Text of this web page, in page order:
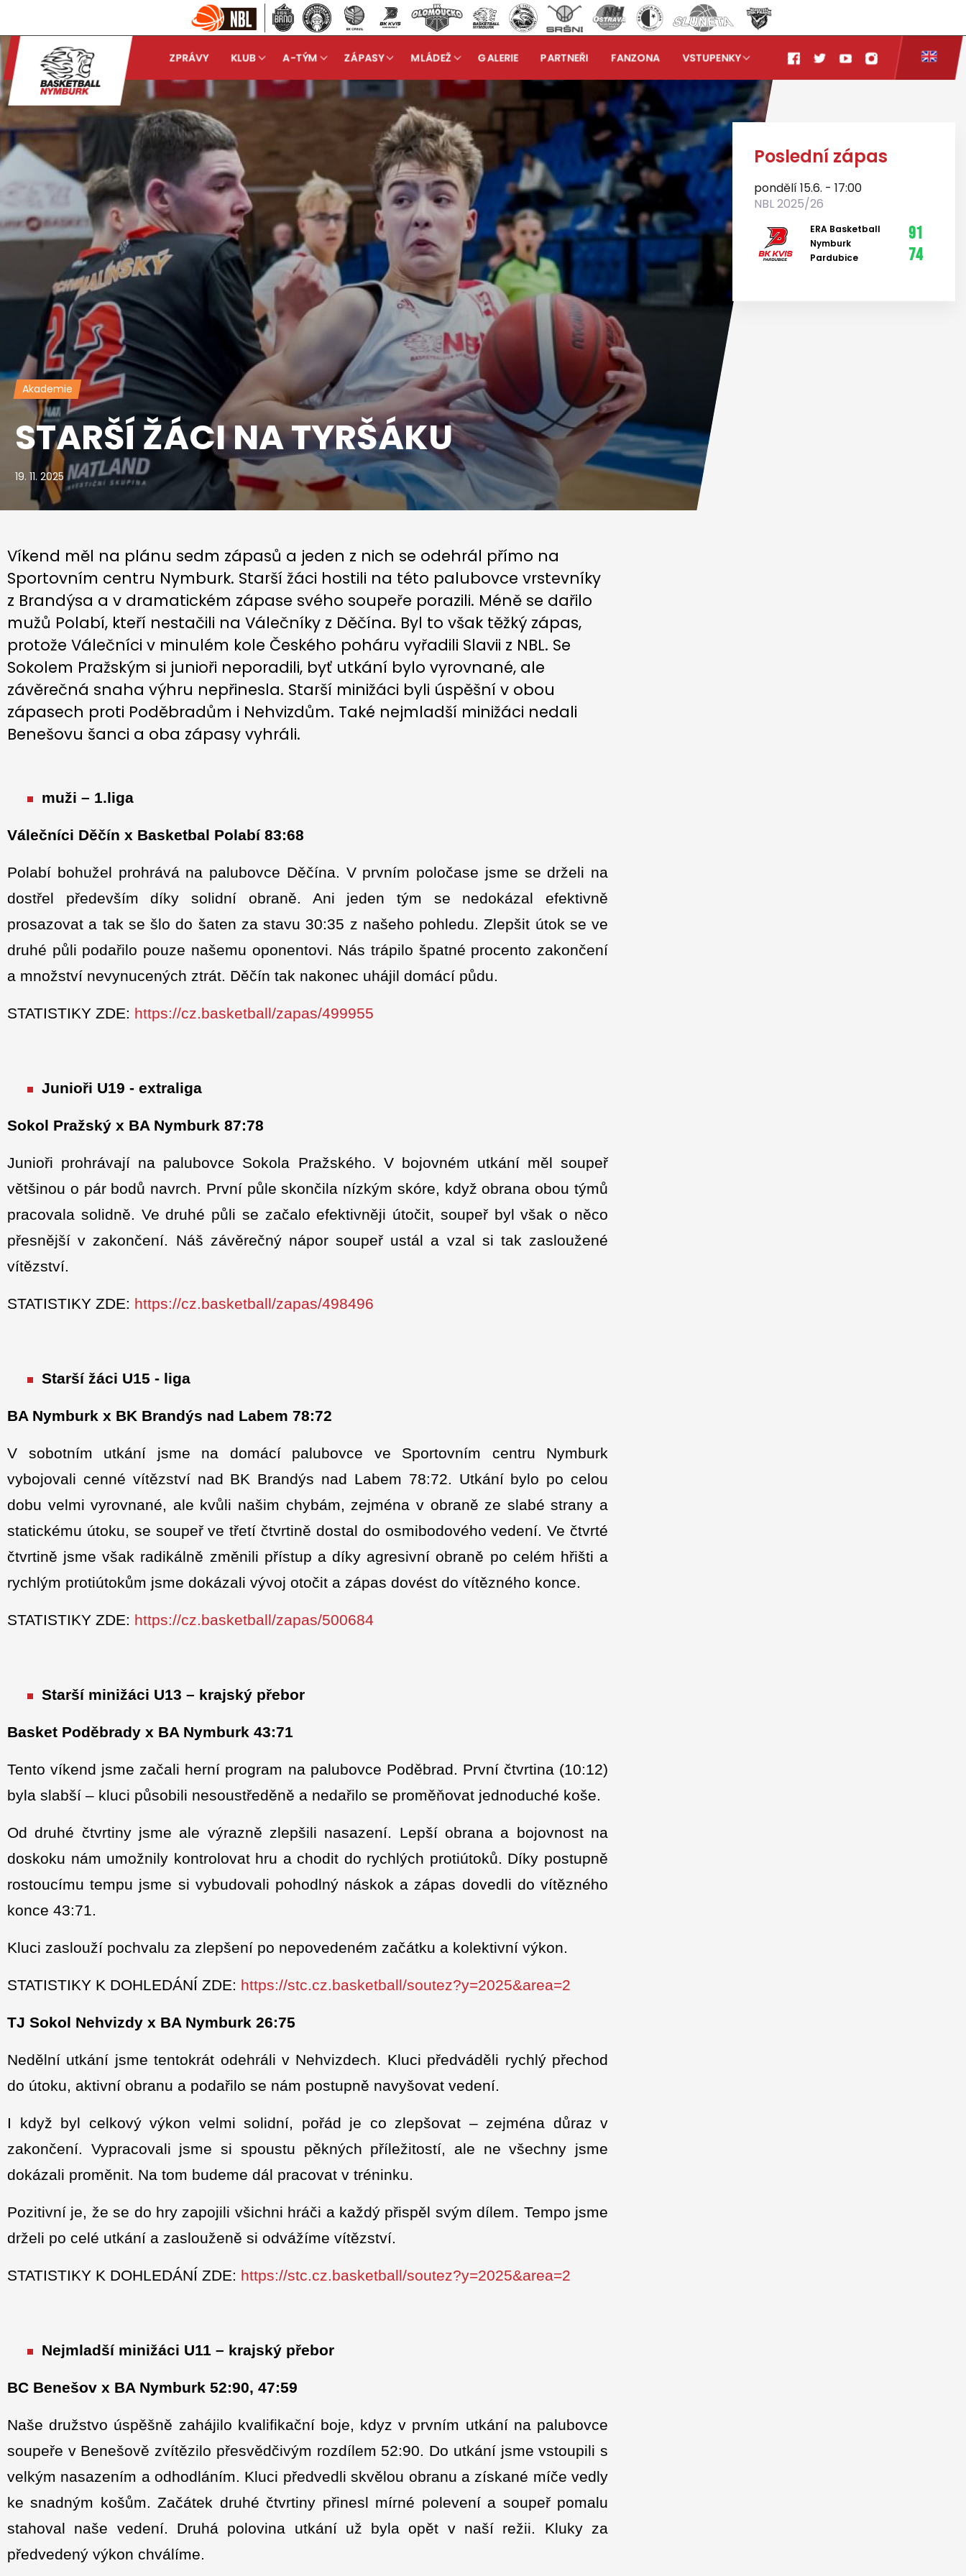
ZPRÁVY KLUB A-TÝM ZÁPASY MLÁDEŽ GALERIE PARTNEŘI FANZONA VSTUPENKY
Akademie
STARŠÍ ŽÁCI NA TYRŠÁKU
19. 11. 2025
Víkend měl na plánu sedm zápasů a jeden z nich se odehrál přímo na
Sportovním centru Nymburk. Starší žáci hostili na této palubovce vrstevníky
z Brandýsa a v dramatickém zápase svého soupeře porazili. Méně se dařilo
mužů Polabí, kteří nestačili na Válečníky z Děčína. Byl to však těžký zápas,
protože Válečníci v minulém kole Českého poháru vyřadili Slavii z NBL. Se
Sokolem Pražským si junioři neporadili, byť utkání bylo vyrovnané, ale
závěrečná snaha výhru nepřinesla. Starší minižáci byli úspěšní v obou
zápasech proti Poděbradům i Nehvizdům. Také nejmladší minižáci nedali
Benešovu šanci a oba zápasy vyhráli.
muži – 1.liga
Válečníci Děčín x Basketbal Polabí 83:68
Polabí bohužel prohrává na palubovce Děčína. V prvním poločase jsme se drželi na
dostřel především díky solidní obraně. Ani jeden tým se nedokázal efektivně
prosazovat a tak se šlo do šaten za stavu 30:35 z našeho pohledu. Zlepšit útok se ve
druhé půli podařilo pouze našemu oponentovi. Nás trápilo špatné procento zakončení
a množství nevynucených ztrát. Děčín tak nakonec uhájil domácí půdu.
STATISTIKY ZDE: https://cz.basketball/zapas/499955
Junioři U19 - extraliga
Sokol Pražský x BA Nymburk 87:78
Junioři prohrávají na palubovce Sokola Pražského. V bojovném utkání měl soupeř
většinou o pár bodů navrch. První půle skončila nízkým skóre, když obrana obou týmů
pracovala solidně. Ve druhé půli se začalo efektivněji útočit, soupeř byl však o něco
přesnější v zakončení. Náš závěrečný nápor soupeř ustál a vzal si tak zasloužené
vítězství.
STATISTIKY ZDE: https://cz.basketball/zapas/498496
Starší žáci U15 - liga
BA Nymburk x BK Brandýs nad Labem 78:72
V sobotním utkání jsme na domácí palubovce ve Sportovním centru Nymburk
vybojovali cenné vítězství nad BK Brandýs nad Labem 78:72. Utkání bylo po celou
dobu velmi vyrovnané, ale kvůli našim chybám, zejména v obraně ze slabé strany a
statickému útoku, se soupeř ve třetí čtvrtině dostal do osmibodového vedení. Ve čtvrté
čtvrtině jsme však radikálně změnili přístup a díky agresivní obraně po celém hřišti a
rychlým protiútokům jsme dokázali vývoj otočit a zápas dovést do vítězného konce.
STATISTIKY ZDE: https://cz.basketball/zapas/500684
Starší minižáci U13 – krajský přebor
Basket Poděbrady x BA Nymburk 43:71
Tento víkend jsme začali herní program na palubovce Poděbrad. První čtvrtina (10:12)
byla slabší – kluci působili nesoustředěně a nedařilo se proměňovat jednoduché koše.
Od druhé čtvrtiny jsme ale výrazně zlepšili nasazení. Lepší obrana a bojovnost na
doskoku nám umožnily kontrolovat hru a chodit do rychlých protiútoků. Díky postupně
rostoucímu tempu jsme si vybudovali pohodlný náskok a zápas dovedli do vítězného
konce 43:71.
Kluci zaslouží pochvalu za zlepšení po nepovedeném začátku a kolektivní výkon.
STATISTIKY K DOHLEDÁNÍ ZDE: https://stc.cz.basketball/soutez?y=2025&area=2
TJ Sokol Nehvizdy x BA Nymburk 26:75
Nedělní utkání jsme tentokrát odehráli v Nehvizdech. Kluci předváděli rychlý přechod
do útoku, aktivní obranu a podařilo se nám postupně navyšovat vedení.
I když byl celkový výkon velmi solidní, pořád je co zlepšovat – zejména důraz v
zakončení. Vypracovali jsme si spoustu pěkných příležitostí, ale ne všechny jsme
dokázali proměnit. Na tom budeme dál pracovat v tréninku.
Pozitivní je, že se do hry zapojili všichni hráči a každý přispěl svým dílem. Tempo jsme
drželi po celé utkání a zaslouženě si odvážíme vítězství.
STATISTIKY K DOHLEDÁNÍ ZDE: https://stc.cz.basketball/soutez?y=2025&area=2
Nejmladší minižáci U11 – krajský přebor
BC Benešov x BA Nymburk 52:90, 47:59
Naše družstvo úspěšně zahájilo kvalifikační boje, kdyz v prvním utkání na palubovce
soupeře v Benešově zvítězilo přesvědčivým rozdílem 52:90. Do utkání jsme vstoupili s
velkým nasazením a odhodláním. Kluci předvedli skvělou obranu a získané míče vedly
ke snadným košům. Začátek druhé čtvrtiny přinesl mírné polevení a soupeř pomalu
stahoval naše vedení. Druhá polovina utkání už byla opět v naší režii. Kluky za
předvedený výkon chválíme.
Poslední zápas
pondělí 15.6. - 17:00
NBL 2025/26
ERA Basketball
Nymburk
Pardubice
91
74